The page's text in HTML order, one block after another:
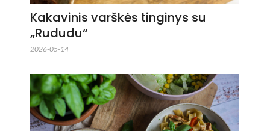
Kakavinis varškės tinginys su
„Rududu“
2026-05-14